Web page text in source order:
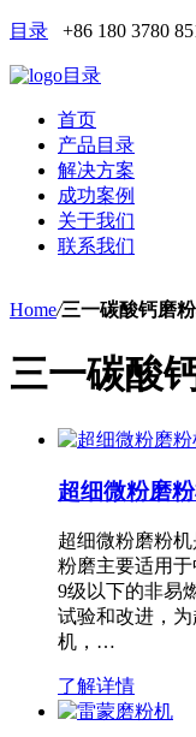
目录 +86 180 3780
目录
首页
产品目录
解决方案
成功案例
关于我们
联系我们
Home/三一碳酸钙磨
三一碳酸
超细微粉磨
超细微粉磨粉
粉磨主要适用
9级以下的非易
试验和改进，
机，…
了解详情